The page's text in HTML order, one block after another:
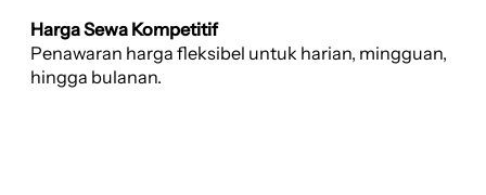
Harga Sewa Kompetitif
Penawaran harga fleksibel untuk harian, mingguan,
hingga bulanan.